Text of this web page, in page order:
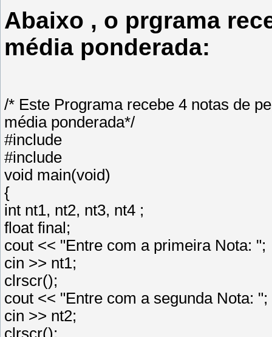
Abaixo , o prgrama
média ponderada:
/* Este Programa recebe 4 notas de
média ponderada*/
#include
#include
void main(void)
{
int nt1, nt2, nt3, nt4 ;
float final;
cout << "Entre com a primeira Nota: ";
cin >> nt1;
clrscr();
cout << "Entre com a segunda Nota: ";
cin >> nt2;
clrscr();